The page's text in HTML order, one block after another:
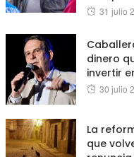
Posted
31 julio
dinero
invertir
Posted
30 julio
La
que